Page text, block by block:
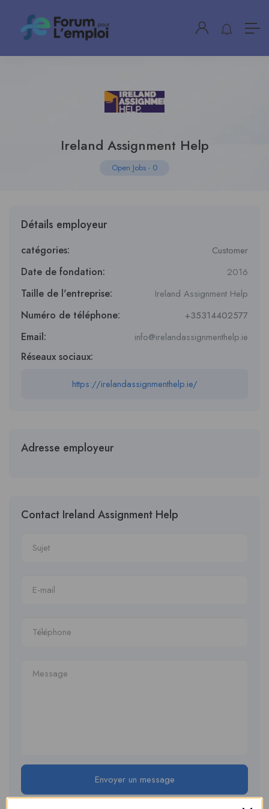
Ireland Assignment Help
Open Jobs - 0
Détails employeur
catégories: Customer
Date de fondation: 2016
Taille de l'entreprise: Ireland Assignment Help
Numéro de téléphone: +35314402577
Email: info@irelandassignmenthelp.ie
Réseaux sociaux:
https://irelandassignmenthelp.ie/
Adresse employeur
Contact Ireland Assignment Help
Envoyer un message